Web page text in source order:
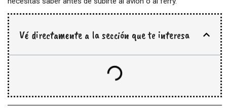
Vé directamente a la sección que te interesa